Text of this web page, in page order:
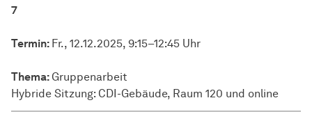
7
Termin: Fr., 12.12.2025, 9:15–12:45 Uhr
Thema: Gruppenarbeit
Hybride Sitzung: CDI-Gebäude, Raum 120 und online